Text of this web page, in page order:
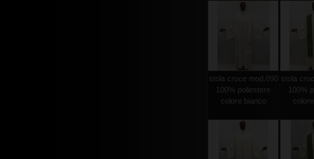
stola croce mod.090
100% poliestere
colore bianco
stola
100%